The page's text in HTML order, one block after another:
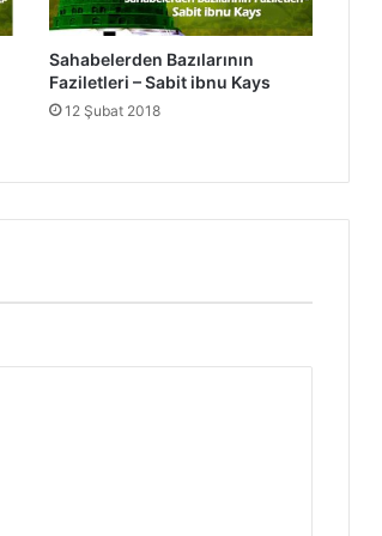
Sahabelerden Bazılarının
Faziletleri – Sabit ibnu Kays
12 Şubat 2018